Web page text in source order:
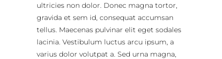
ultricies non dolor. Donec magna tortor,
gravida et sem id, consequat accumsan
tellus. Maecenas pulvinar elit eget sodales
lacinia. Vestibulum luctus arcu ipsum, a
varius dolor volutpat a. Sed urna magna,